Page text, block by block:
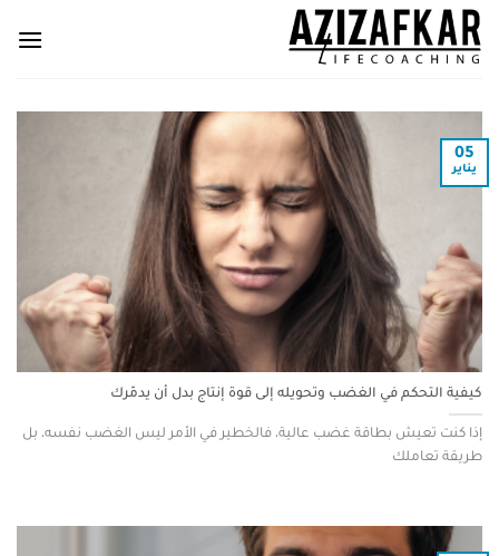
كيفية التحكم في الغضب وتحويله إلى قوة إنتاج بدل أن يدمّرك
إذا كنت تعيش بطاقة غضب عالية، فالخطير في الأمر ليس الغضب نفسه، بل
طريقة تعاملك
05
يناير